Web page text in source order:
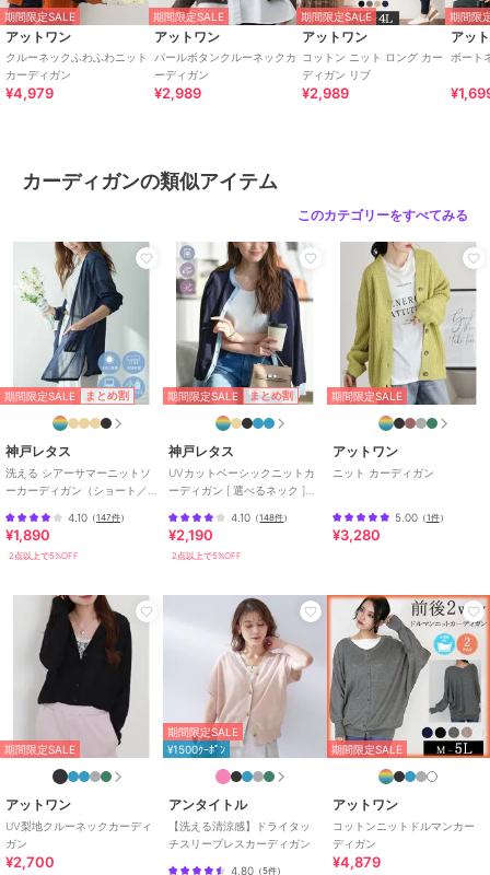
［4L-5Lサイズ］着丈：62cm、身巾：67cm、裾巾：46cm、袖丈：
59cm、袖ぐり：26.5cm、袖口巾：10.5cm
【原産国】バングラデシュ
・撮影時のライティング、撮影時期、ご覧になっているモニター・PC
環境によって実際の商品とは異なって見える場合がございます。
何卒ご注意の上ご購入ください。
・サイズは若干の誤差が生じる場合がございます。
期間限定セール開催中
ブランド アットワン
ショップ アットワン
商品カテゴリ トップス ／カーディガン
性別タイプ
レディース
トップス
ー、ダークグリーン、オフホワイ
ト、グレーベージュ
サイズ M-L,LL-3L,4L-5L
素材 コットン100％
商品のお取り扱い方法
特徴
トップス
綿・コットン素材
綿100％/無
地/長袖/LL･13号以上あり /
大きいサイズあり/ 洗える /ラ
イフスタイル/アウトドア /ク
期間限定SALE
アットワン
クルーネックふわふわニット
カーディガン
¥4,979
期間限定SALE
アットワン
パールボタンクルーネックカ
ーディガン
¥2,989
期間限定SALE
アットワン
コットン ニット ロング カー
ディガン リブ
¥2,989
期間限
アッ
ボート
カーディガンの類似アイテム
このカテゴリーをすべてみる
期間限定SALE まとめ割
神戸レタス
洗える シアーサマーニットソ
ーカーディガン（ショート／
[C3703]
4.10 （147件）
¥1,890
2点以上で5%OFF
期間限定SALE まとめ割
神戸レタス
UVカットベーシックニットカ
ーディガン [ 選べるネック ]
4.10 （148件）
¥2,190
2点以上で5%OFF
期間限定SALE
アットワン
ニット カーディガン
5.00（1件）
¥3,280
期間限定SALE
アットワン
UV梨地クルーネックカーディ
ガン
¥2,700
期間限定SALE
¥1500ｸｰﾎﾟﾝ
アンタイトル
【洗える清涼感】ドライタッ
チスリーブレスカーディガン
4.80 （5件）
期間限定SALE
アットワン
コットンニットドルマンカー
ディガン
¥4,879